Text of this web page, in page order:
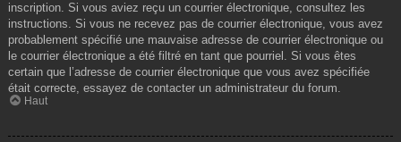
inscription. Si vous aviez reçu un courrier électronique, consultez les
instructions. Si vous ne recevez pas de courrier électronique, vous avez
probablement spécifié une mauvaise adresse de courrier électronique ou
le courrier électronique a été filtré en tant que pourriel. Si vous êtes
certain que l’adresse de courrier électronique que vous avez spécifiée
était correcte, essayez de contacter un administrateur du forum.
Haut